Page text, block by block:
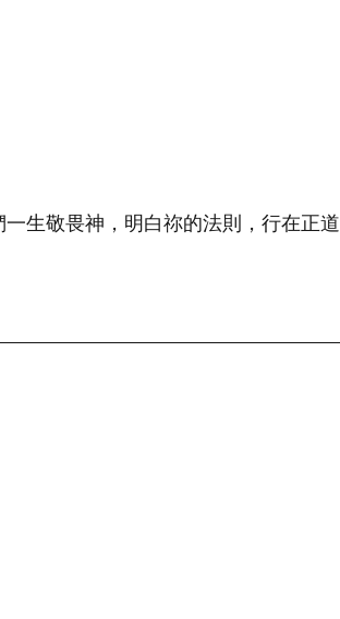
生敬畏神，明白祢的法則，行在正道